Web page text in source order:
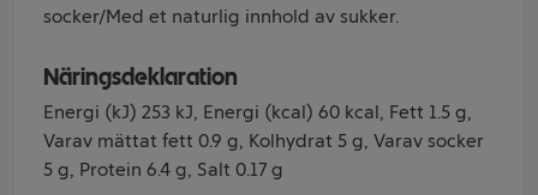
socker/Med et naturlig innhold av sukker.
Näringsdeklaration
Energi (kJ) 253 kJ, Energi (kcal) 60 kcal, Fett 1.5 g,
Varav mättat fett 0.9 g, Kolhydrat 5 g, Varav socker
5 g, Protein 6.4 g, Salt 0.17 g